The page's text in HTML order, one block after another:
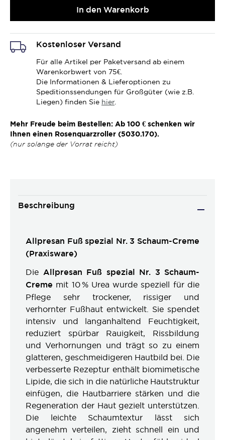
In den Warenkorb
Kostenloser Versand
Für alle Artikel per Paketversand ab einem
Warenkorbwert von 75€.
Die Informationen & Lieferoptionen zu
Speditionssendungen für Großgüter (wie z.B.
Liegen) finden Sie hier.
Mehr Freude beim Bestellen: Ab 100 € schenken wir
Ihnen einen Rosenquarzroller (5030.170).
(nur solange der Vorrat reicht)
Beschreibung
Allpresan Fuß spezial Nr. 3 Schaum-Creme
(Praxisware)
Die Allpresan Fuß spezial Nr. 3 Schaum-
Creme mit 10 % Urea wurde speziell für die
Pflege sehr trockener, rissiger und
verhornter Fußhaut entwickelt. Sie spendet
intensiv und langanhaltend Feuchtigkeit,
reduziert spürbar Rauigkeit, Rissbildung
und Verhornungen und trägt so zu einem
glatteren, geschmeidigeren Hautbild bei. Die
verbesserte Rezeptur enthält biomimetische
Lipide, die sich in die natürliche Hautstruktur
einfügen, die Hautbarriere stärken und die
Regeneration der Haut gezielt unterstützen.
Die leichte Schaumtextur lässt sich
angenehm verteilen, zieht schnell ein und